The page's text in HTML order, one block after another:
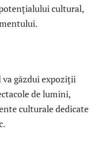
cultural,
găzdui expoziții
de lumini,
culturale dedicate